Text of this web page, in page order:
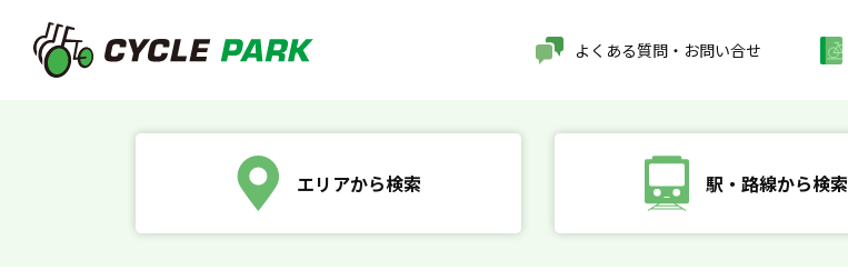
よくある質問・お問い合せ
エリアから検索 駅・路線から検索